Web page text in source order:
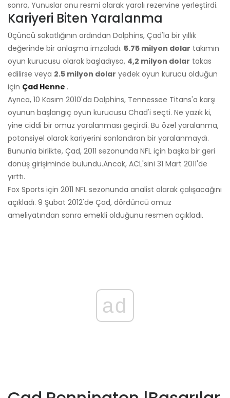
sonra, Yunuslar onu resmi olarak yaralı rezervine yerleştirdi.
Kariyeri Biten Yaralanma
Üçüncü sakatlığının ardından Dolphins, Çad'la bir yıllık
değerinde bir anlaşma imzaladı. 5.75 milyon dolar takımın
oyun kurucusu olarak başladıysa, 4,2 milyon dolar takas
edilirse veya 2.5 milyon dolar yedek oyun kurucu olduğun
için Çad Henne .
Ayrıca, 10 Kasım 2010'da Dolphins, Tennessee Titans'a karşı
oyunun başlangıç ​​oyun kurucusu Chad'i seçti. Ne yazık ki,
yine ciddi bir omuz yaralanması geçirdi. Bu özel yaralanma,
potansiyel olarak kariyerini sonlandıran bir yaralanmaydı.
Bununla birlikte, Çad, 2011 sezonunda NFL için başka bir geri
dönüş girişiminde bulundu.Ancak, ACL'sini 31 Mart 2011'de
yırttı.
Fox Sports için 2011 NFL sezonunda analist olarak çalışacağını
açıkladı. 9 Şubat 2012'de Çad, dördüncü omuz
ameliyatından sonra emekli olduğunu resmen açıkladı.
ad